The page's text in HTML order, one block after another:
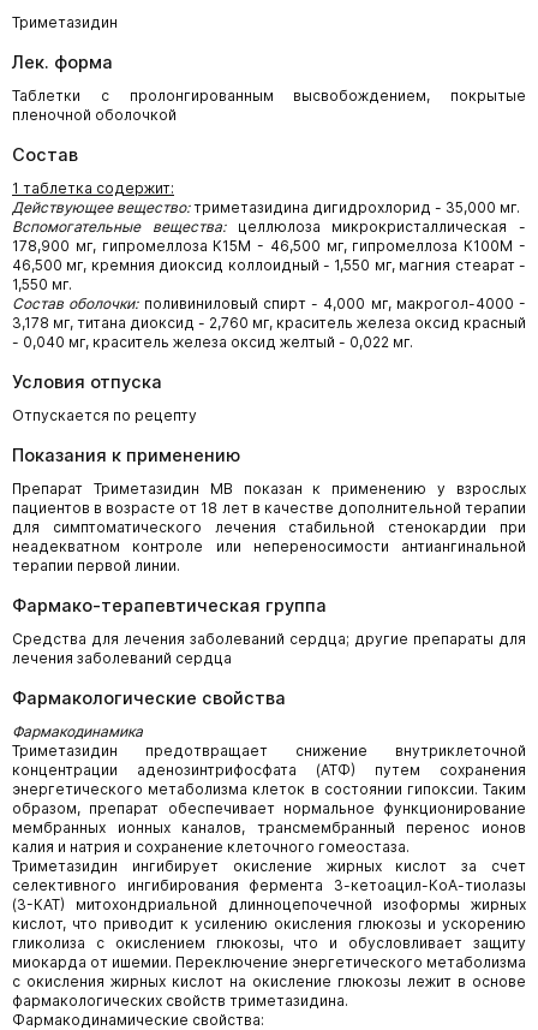
Триметазидин
Лек. форма
Таблетки с пролонгированным высвобождением, покрытые
пленочной оболочкой
Состав
1 таблетка содержит:
Действующее вещество:триметазидина дигидрохлорид - 35,000 мг.
Вспомогательные вещества:целлюлоза микрокристаллическая -
178,900 мг, гипромеллоза К15М - 46,500 мг, гипромеллоза К100М -
46,500 мг, кремния диоксид коллоидный - 1,550 мг, магния стеарат -
1,550 мг.
Состав оболочки:поливиниловый спирт - 4,000 мг, макрогол-4000 -
3,178 мг, титана диоксид - 2,760 мг, краситель железа оксид красный
- 0,040 мг, краситель железа оксид желтый - 0,022 мг.
Условия отпуска
Отпускается по рецепту
Показания к применению
Препарат Триметазидин МВ показан к применению у взрослых
пациентов в возрасте от 18 лет в качестве дополнительной терапии
для симптоматического лечения стабильной стенокардии при
неадекватном контроле или непереносимости антиангинальной
терапии первой линии.
Фармако-терапевтическая группа
Средства для лечения заболеваний сердца; другие препараты для
лечения заболеваний сердца
Фармакологические свойства
Фармакодинамика
Триметазидин предотвращает снижение внутриклеточной
концентрации аденозинтрифосфата (АТФ) путем сохранения
энергетического метаболизма клеток в состоянии гипоксии. Таким
образом, препарат обеспечивает нормальное функционирование
мембранных ионных каналов, трансмембранный перенос ионов
калия и натрия и сохранение клеточного гомеостаза.
Триметазидин ингибирует окисление жирных кислот за счет
селективного ингибирования фермента 3-кетоацил-КоА-тиолазы
(3-КАТ) митохондриальной длинноцепочечной изоформы жирных
кислот, что приводит к усилению окисления глюкозы и ускорению
гликолиза с окислением глюкозы, что и обусловливает защиту
миокарда от ишемии. Переключение энергетического метаболизма
с окисления жирных кислот на окисление глюкозы лежит в основе
фармакологических свойств триметазидина.
Фармакодинамические свойства: